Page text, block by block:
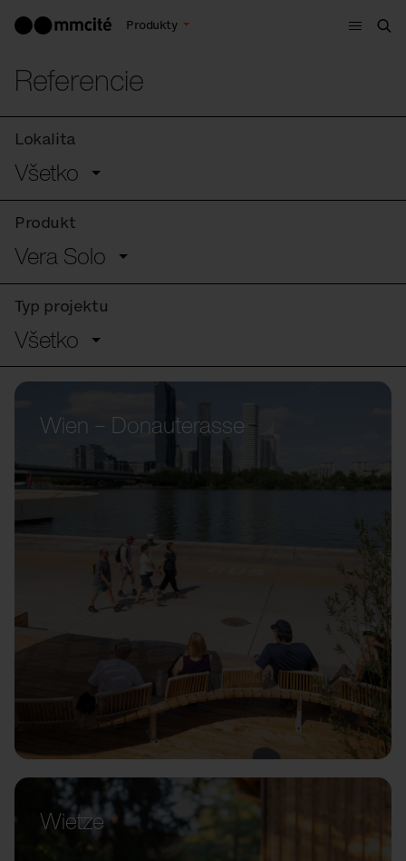
Produkty
Menu
Referencie
Lokalita
Všetko
Produkt
Vera Solo
Typ projektu
Všetko
Wien – Donauterasse
Wietze